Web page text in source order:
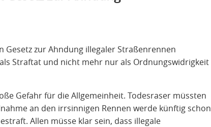
Gesetz zur Ahndung illegaler Straßenrennen
Straftat und nicht mehr nur als Ordnungswidrigkeit
Gefahr für die Allgemeinheit. Todesraser müssten
an den irrsinnigen Rennen werde künftig schon
Allen müsse klar sein, dass illegale